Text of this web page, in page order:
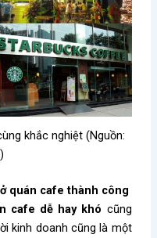
khắc nghiệt (Nguồn:
quán cafe thành công
cafe dễ hay khó cũng
kinh doanh cũng là một